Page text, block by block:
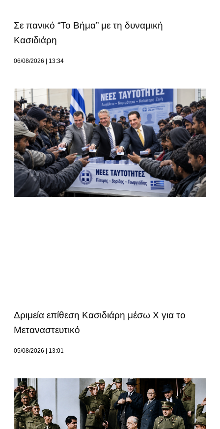
Σε πανικό “Το Βήμα” με τη δυναμική
Κασιδιάρη
06/08/2026 13:34
Δριμεία επίθεση Κασιδιάρη μέσω Χ για το
Μεταναστευτικό
05/08/2026 13:01